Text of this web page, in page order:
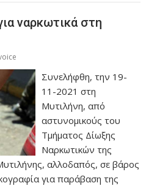
ναρκωτικά στη
Συνελήφθη, την 19-
11-2021 στη
Μυτιλήνη, από
αστυνομικούς του
Τμήματος Δίωξης
Ναρκωτικών της
αλλοδαπός, σε βάρος
για παράβαση της